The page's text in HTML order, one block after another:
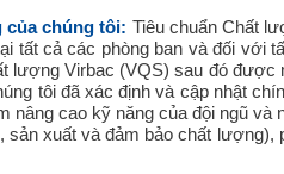
chúng tôi: Tiêu chuẩn Chất
tất cả các phòng ban và đối với
lượng Virbac (VQS) sau đó
tôi đã xác định và cập nhật
nâng cao kỹ năng của đội ngũ
xuất và đảm bảo chất